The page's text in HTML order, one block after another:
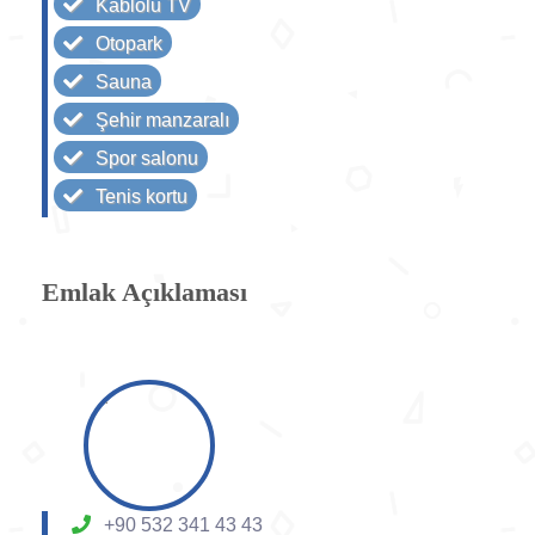
Kablolu TV
Otopark
Sauna
Şehir manzaralı
Spor salonu
Tenis kortu
Emlak Açıklaması
+90 532 341 43 43